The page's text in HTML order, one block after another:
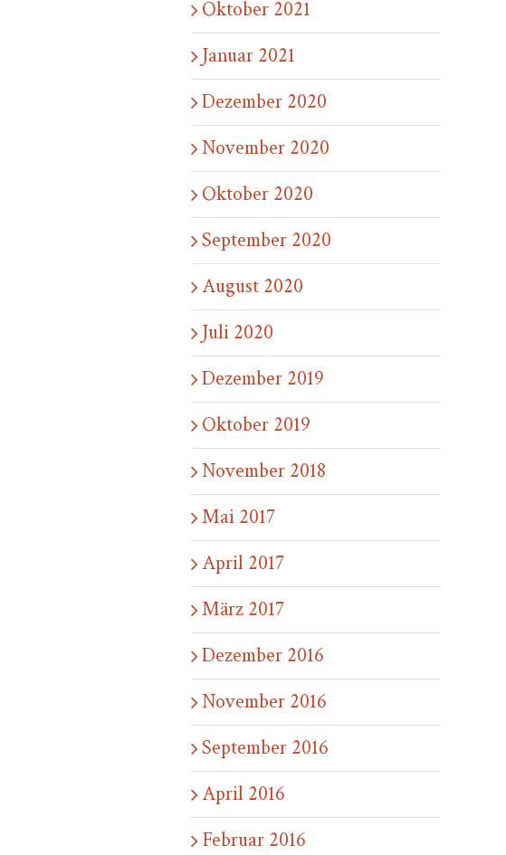
Oktober 2021
Januar 2021
Dezember 2020
November 2020
Oktober 2020
September 2020
August 2020
Juli 2020
Dezember 2019
Oktober 2019
November 2018
Mai 2017
April 2017
März 2017
Dezember 2016
November 2016
September 2016
April 2016
Februar 2016